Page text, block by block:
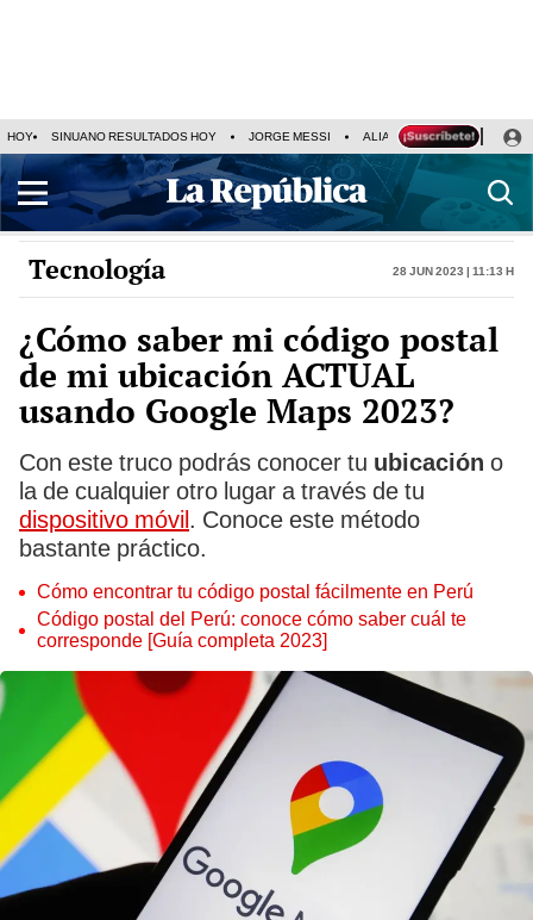
HOY SINUANO RESULTADOS HOY JORGE MESSI ALIANZA LIMA VS SPORT
Tecnología 28 Jun 2023 | 11:13 h
¿Cómo saber mi código postal
de mi ubicación ACTUAL
usando Google Maps 2023?
Con este truco podrás conocer tu ubicación o
la de cualquier otro lugar a través de tu
dispositivo móvil. Conoce este método
bastante práctico.
Cómo encontrar tu código postal fácilmente en Perú
Código postal del Perú: conoce cómo saber cuál te
corresponde [Guía completa 2023]